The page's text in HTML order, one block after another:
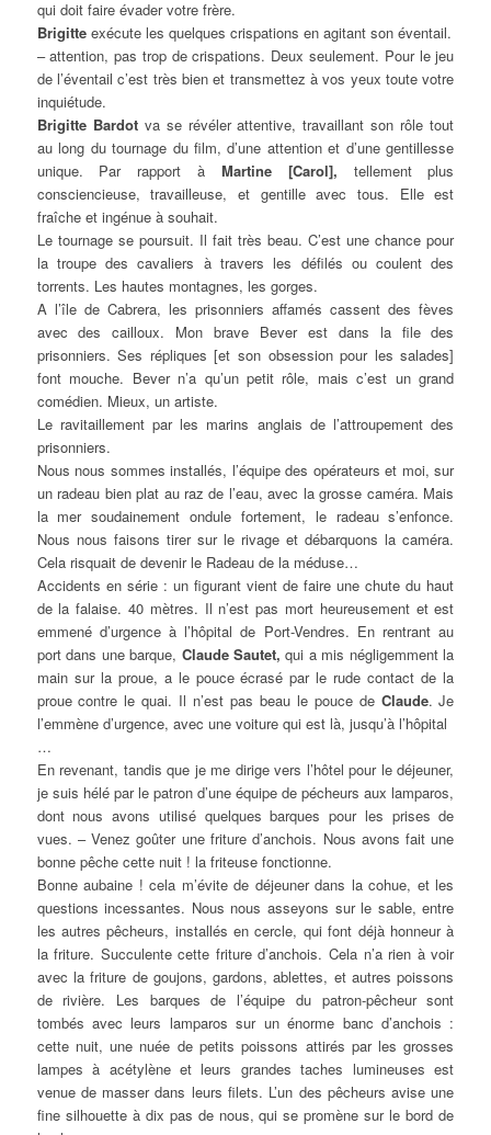
qui doit faire évader votre frère.
Brigitteexécute les quelques crispations en agitant son éventail.
– attention, pas trop de crispations. Deux seulement. Pour le jeu
de l’éventail c’est très bien et transmettez à vos yeux toute votre
inquiétude.
Brigitte Bardotva se révéler attentive, travaillant son rôle tout
au long du tournage du film, d’une attention et d’une gentillesse
unique. Par rapport à Martine [Carol], tellement plus
consciencieuse, travailleuse, et gentille avec tous. Elle est
fraîche et ingénue à souhait.
Le tournage se poursuit. Il fait très beau. C’est une chance pour
la troupe des cavaliers à travers les défilés ou coulent des
torrents. Les hautes montagnes, les gorges.
A l’île de Cabrera, les prisonniers affamés cassent des fèves
avec des cailloux. Mon brave Bever est dans la file des
prisonniers. Ses répliques [et son obsession pour les salades]
font mouche. Bever n’a qu’un petit rôle, mais c’est un grand
comédien. Mieux, un artiste.
Le ravitaillement par les marins anglais de l’attroupement des
prisonniers.
Nous nous sommes installés, l’équipe des opérateurs et moi, sur
un radeau bien plat au raz de l’eau, avec la grosse caméra. Mais
la mer soudainement ondule fortement, le radeau s’enfonce.
Nous nous faisons tirer sur le rivage et débarquons la caméra.
Cela risquait de devenir le Radeau de la méduse…
Accidents en série : un figurant vient de faire une chute du haut
de la falaise. 40 mètres. Il n’est pas mort heureusement et est
emmené d’urgence à l’hôpital de Port-Vendres. En rentrant au
port dans une barque, Claude Sautet, qui a mis négligemment la
main sur la proue, a le pouce écrasé par le rude contact de la
proue contre le quai. Il n’est pas beau le pouce de Claude. Je
l’emmène d’urgence, avec une voiture qui est là, jusqu’à l’hôpital
…
En revenant, tandis que je me dirige vers l’hôtel pour le déjeuner,
je suis hélé par le patron d’une équipe de pécheurs aux lamparos,
dont nous avons utilisé quelques barques pour les prises de
vues. – Venez goûter une friture d’anchois. Nous avons fait une
bonne pêche cette nuit ! la friteuse fonctionne.
Bonne aubaine ! cela m’évite de déjeuner dans la cohue, et les
questions incessantes. Nous nous asseyons sur le sable, entre
les autres pêcheurs, installés en cercle, qui font déjà honneur à
la friture. Succulente cette friture d’anchois. Cela n’a rien à voir
avec la friture de goujons, gardons, ablettes, et autres poissons
de rivière. Les barques de l’équipe du patron-pêcheur sont
tombés avec leurs lamparos sur un énorme banc d’anchois :
cette nuit, une nuée de petits poissons attirés par les grosses
lampes à acétylène et leurs grandes taches lumineuses est
venue de masser dans leurs filets. L’un des pêcheurs avise une
fine silhouette à dix pas de nous, qui se promène sur le bord de